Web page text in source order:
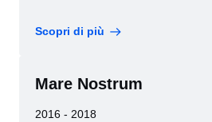
Scopri di più
Mare Nostrum
2016 - 2018